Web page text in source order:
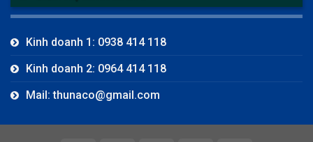
Kinh doanh 1: 0938 414 118
Kinh doanh 2: 0964 414 118
Mail: thunaco@gmail.com